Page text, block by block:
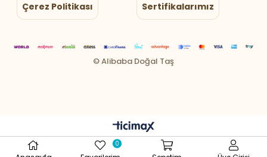
Çerez Politikası Sertifikalarımız
0